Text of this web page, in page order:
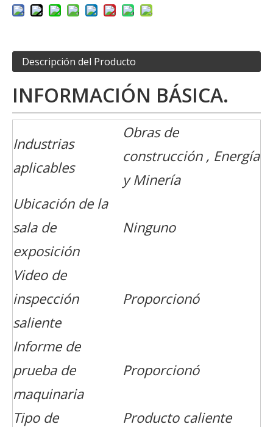
Descripción del Producto
INFORMACIÓN BÁSICA.
Industrias
aplicables
Obras de
construcción , Energía
y Minería
Ubicación de la
sala de
exposición
Ninguno
Video de
inspección
saliente
Proporcionó
Informe de
prueba de
maquinaria
Proporcionó
Tipo de
Producto caliente